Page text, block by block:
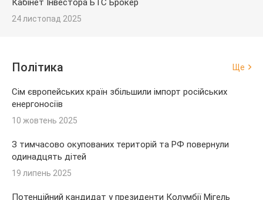
Кабінет Інвестора БТС Брокер
24 листопад 2025
Політика Ще
Сім європейських країн збільшили імпорт російських
енергоносіїв
10 жовтень 2025
З тимчасово окупованих територій та РФ повернули
одинадцять дітей
19 липень 2025
Потенційний кандидат у президенти Колумбії Мігель